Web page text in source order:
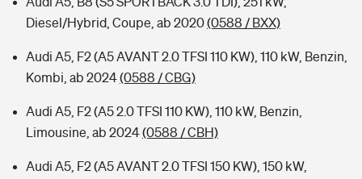
Diesel/Hybrid, Coupe, ab 2020(0588 / BXX)
Audi A5, F2 (A5 AVANT 2.0 TFSI 110 KW), 110 kW, Benzin,
Kombi, ab 2024(0588 / CBG)
Audi A5, F2 (A5 2.0 TFSI 110 KW), 110 kW, Benzin,
Limousine, ab 2024(0588 / CBH)
Audi A5, F2 (A5 AVANT 2.0 TFSI 150 KW), 150 kW,